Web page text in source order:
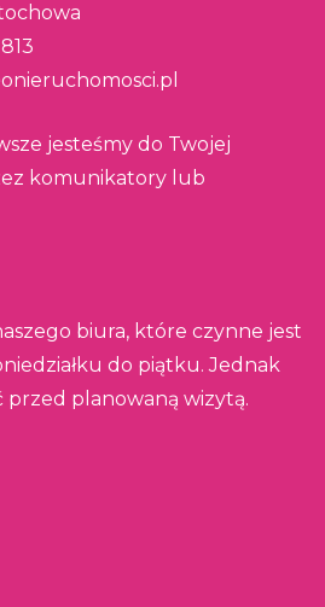
jesteśmy do Twojej
komunikatory lub
biura, które czynne jest
do piątku. Jednak
planowaną wizytą.